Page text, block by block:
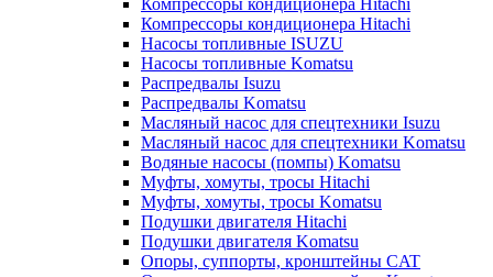
Компрессоры кондиционера Hitachi
Компрессоры кондиционера Hitachi
Насосы топливные ISUZU
Насосы топливные Komatsu
Распредвалы Isuzu
Распредвалы Komatsu
Масляный насос для спецтехники Isuzu
Масляный насос для спецтехники Komatsu
Водяные насосы (помпы) Komatsu
Муфты, хомуты, тросы Hitachi
Муфты, хомуты, тросы Komatsu
Подушки двигателя Hitachi
Подушки двигателя Komatsu
Опоры, суппорты, кронштейны CAT